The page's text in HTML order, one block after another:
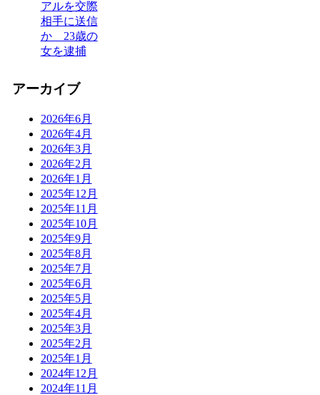
アルを交際
相手に送信
か 23歳の
女を逮捕
アーカイブ
2026年6月
2026年4月
2026年3月
2026年2月
2026年1月
2025年12月
2025年11月
2025年10月
2025年9月
2025年8月
2025年7月
2025年6月
2025年5月
2025年4月
2025年3月
2025年2月
2025年1月
2024年12月
2024年11月